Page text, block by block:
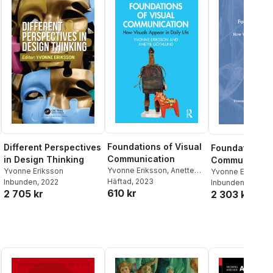
Different Perspectives
in Design Thinking
Yvonne Eriksson
Inbunden, 2022
2 705 kr
Foundations of Visual
Communication
Yvonne Eriksson, Anette
Göthlund
Häftad, 2023
610 kr
Foundations
Yvonne Eriksson
Göthlund
Inbunden
2 303 kr